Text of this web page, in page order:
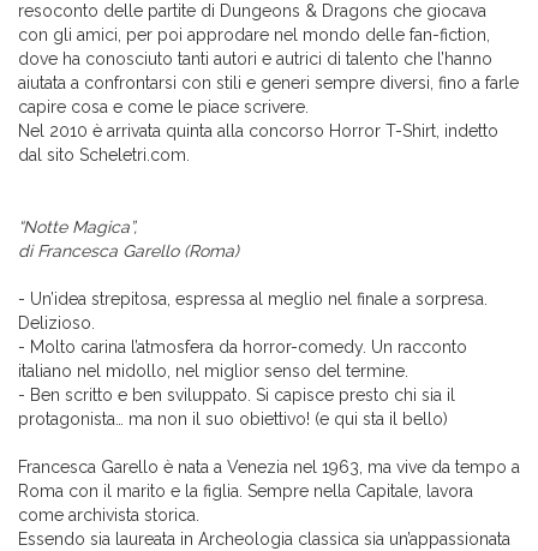
resoconto delle partite di Dungeons & Dragons che giocava
con gli amici, per poi approdare nel mondo delle fan-fiction,
dove ha conosciuto tanti autori e autrici di talento che l’hanno
aiutata a confrontarsi con stili e generi sempre diversi, fino a farle
capire cosa e come le piace scrivere.
Nel 2010 è arrivata quinta alla concorso Horror T-Shirt, indetto
dal sito Scheletri.com.
“Notte Magica”,
di Francesca Garello (Roma)
- Un’idea strepitosa, espressa al meglio nel finale a sorpresa.
Delizioso.
- Molto carina l’atmosfera da horror-comedy. Un racconto
italiano nel midollo, nel miglior senso del termine.
- Ben scritto e ben sviluppato. Si capisce presto chi sia il
protagonista… ma non il suo obiettivo! (e qui sta il bello)
Francesca Garello è nata a Venezia nel 1963, ma vive da tempo a
Roma con il marito e la figlia. Sempre nella Capitale, lavora
come archivista storica.
Essendo sia laureata in Archeologia classica sia un’appassionata